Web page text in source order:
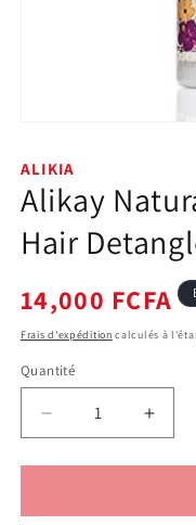
média
1
dans
une
modale
ALIKIA
Alikay
Hair
Prix
habituel
14,000 FCFA
Frais d'expédition calculés à
Quantité
Quantité
Réduire
la
quantité
Alikay
la